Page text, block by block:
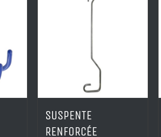
SUSPENTE
RENFORCÉE